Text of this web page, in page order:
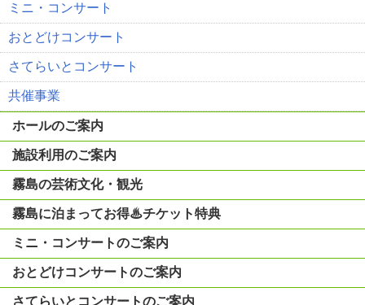
ミニ・コンサート
おとどけコンサート
さてらいとコンサート
共催事業
ホールのご案内
施設利用のご案内
霧島の芸術文化・観光
霧島に泊まってお得♨チケット特典
ミニ・コンサートのご案内
おとどけコンサートのご案内
さてらいとコンサートのご案内